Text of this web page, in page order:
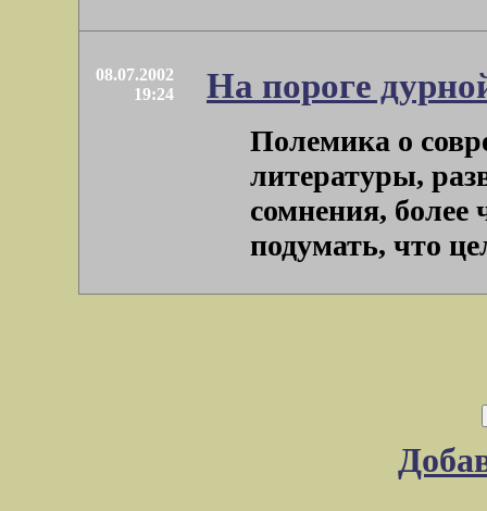
08.07.2002
19:24
На пороге
Полемика о
литературы,
сомнения,
подумать, что